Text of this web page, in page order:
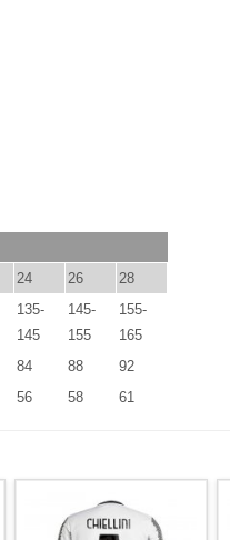
24 26 28
135-
145
145-
155
155-
165
84 88
92
56 58 61